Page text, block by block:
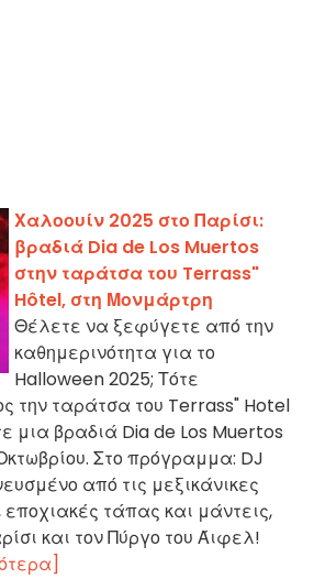
Χαλοουίν 2025 στο Παρίσι:
βραδιά Dia de Los Muertos
στην ταράτσα του Terrass"
Hôtel, στη Μονμάρτρη
Θέλετε να ξεφύγετε από την
καθημερινότητα για το
Halloween 2025; Τότε
την ταράτσα του Terrass" Hotel
μια βραδιά Dia de Los Muertos
Στο πρόγραμμα: DJ
από τις μεξικάνικες
εποχιακές τάπας και μάντεις,
και τον Πύργο του Άιφελ!